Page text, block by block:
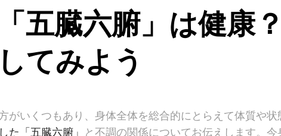
五臓六腑」は健康
てみよう
がいくつもあり、身体全体を総合的にとらえて体質や状
た「五臓六腑」
と不調の関係についてお伝えします。